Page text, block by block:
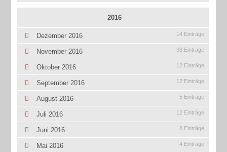
2016
Dezember 2016 14 Einträge
November 2016 33 Einträge
Oktober 2016 12 Einträge
September 2016 12 Einträge
August 2016 5 Einträge
Juli 2016 12 Einträge
Juni 2016 8 Einträge
Mai 2016 4 Einträge